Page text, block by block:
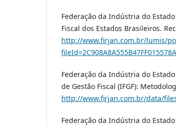
Federação da Indústria do
Fiscal dos Estados Brasileiros.
http://www.firjan.com.br/lumis/
Federação da Indústria do
de Gestão Fiscal (IFGF):
http://www.firjan.com.br/data/
Federação da Indústria do